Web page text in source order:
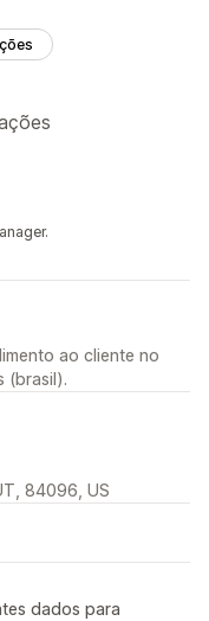
ao cliente no
(brasil).
84096, US
dados para